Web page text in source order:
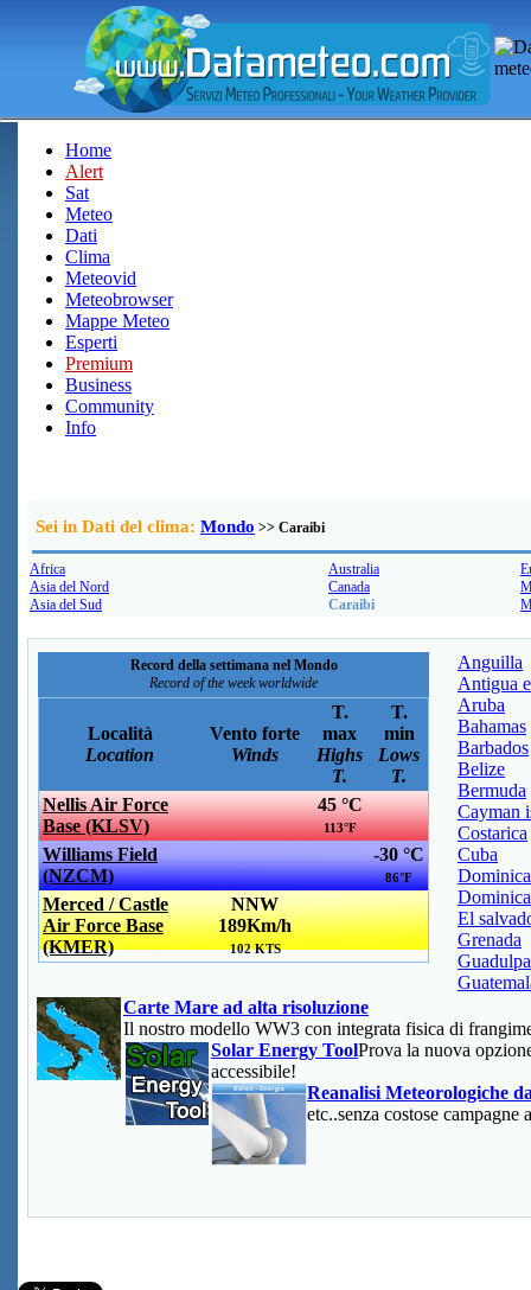
Home
Alert
Sat
Meteo
Dati
Clima
Meteovid
Meteobrowser
Mappe Meteo
Esperti
Premium
Business
Community
Info
Sei in Dati del clima: Mondo >> Caraibi
Africa
Asia del Nord
Asia del Sud
Australia
Canada
Caraibi
Record della settimana nel Mondo
Record of the week worldwide
Località
Location
Vento forte
Winds
T.
max
Highs
T.
T.
min
Lows
T.
Nellis Air Force
Base (KLSV)
45 °C
113°F
Williams Field
(NZCM)
-30 °C
86°F
Merced / Castle
Air Force Base
(KMER)
NNW
189Km/h
102 KTS
Anguilla
Antigua
Aruba
Bahamas
Barbados
Belize
Bermuda
Cayman
Costarica
Cuba
Dominica
El
Grenada
Guadulpa
Carte Mare ad alta risoluzione
Il nostro modello WW3 con integrata fisica di
Solar Energy ToolProva la nuova
accessibile!
Reanalisi Meteorologiche
etc..senza costose campagne